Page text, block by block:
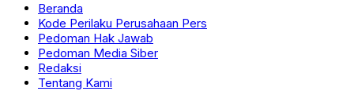
Beranda
Kode Perilaku Perusahaan Pers
Pedoman Hak Jawab
Pedoman Media Siber
Redaksi
Tentang Kami